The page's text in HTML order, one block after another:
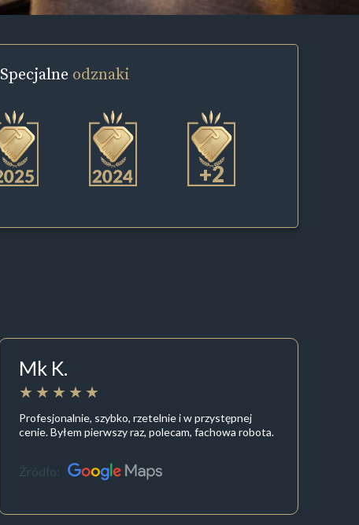
Specjalne odznaki
+2
Mk K.
Profesjonalnie, szybko, rzetelnie i w przystępnej
cenie. Byłem pierwszy raz, polecam, fachowa robota.
Źródło: